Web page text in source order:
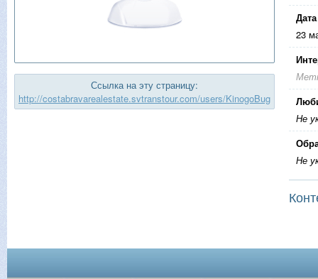
Ссылка на эту страницу:
http://costabravarealestate.svtranstour.com/users/KinogoBug
23
Не
Не